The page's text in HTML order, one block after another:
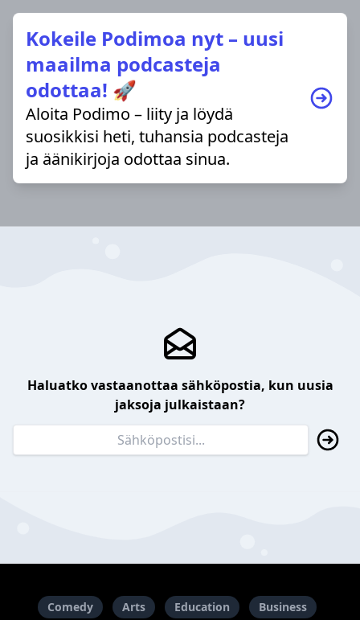
Kokeile Podimoa nyt – uusi
maailma podcasteja
odottaa! 🚀
Aloita Podimo – liity ja löydä
suosikkisi heti, tuhansia podcasteja
ja äänikirjoja odottaa sinua.
Haluatko vastaanottaa sähköpostia, kun uusia
jaksoja julkaistaan?
Comedy Arts Education Business